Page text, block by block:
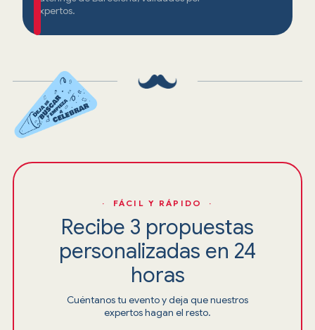
expertos.
· FÁCIL Y RÁPIDO ·
Recibe 3 propuestas
personalizadas en 24
horas
Cuéntanos tu evento y deja que nuestros
expertos hagan el resto.